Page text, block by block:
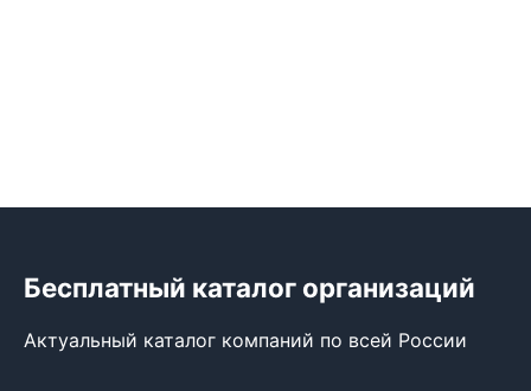
Бесплатный каталог организаций
Актуальный каталог компаний по всей России